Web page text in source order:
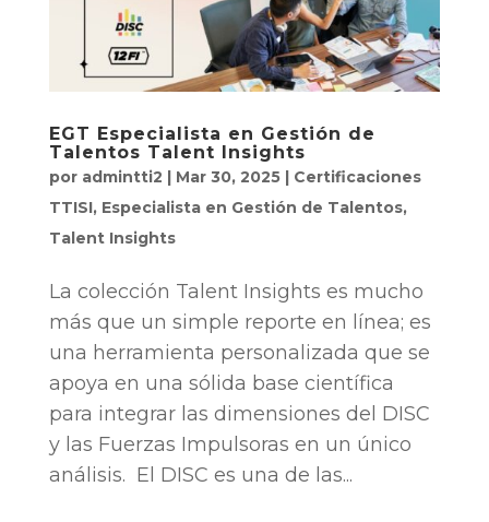
EGT Especialista en Gestión de
Talentos Talent Insights
por admintti2 | Mar 30, 2025| Certificaciones
TTISI, Especialista en Gestión de Talentos,
Talent Insights
La colección Talent Insights es mucho
más que un simple reporte en línea; es
una herramienta personalizada que se
apoya en una sólida base científica
para integrar las dimensiones del DISC
y las Fuerzas Impulsoras en un único
análisis. El DISC es una de las...